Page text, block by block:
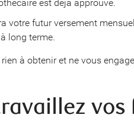
est déjà approuvé.
votre futur versement
long terme.
à obtenir et ne vous